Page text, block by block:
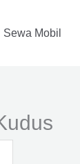
Sewa Mobil